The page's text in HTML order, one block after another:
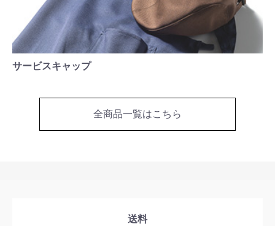
サービスキャップ
全商品一覧はこちら
送料